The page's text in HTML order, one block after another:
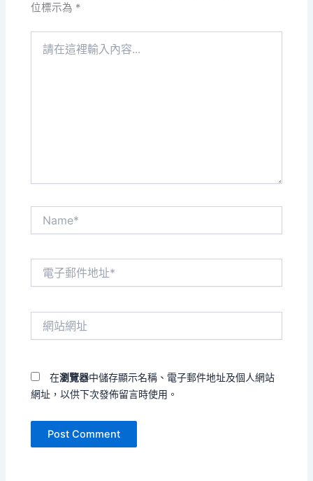
位標示為 *
在瀏覽器中儲存顯示名稱、電子郵件地址及個人網站
網址，以供下次發佈留言時使用。